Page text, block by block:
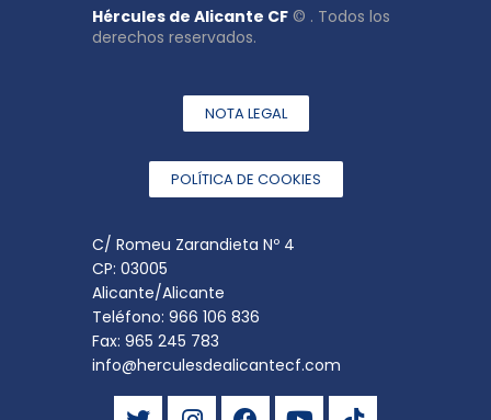
Hércules de Alicante CF © . Todos los
derechos reservados.
NOTA LEGAL
POLÍTICA DE COOKIES
C/ Romeu Zarandieta Nº 4
CP: 03005
Alicante/Alicante
Teléfono: 966 106 836
Fax: 965 245 783
info@herculesdealicantecf.com